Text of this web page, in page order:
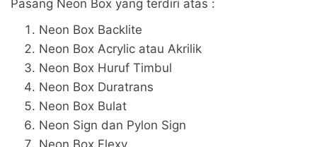
Pasang Neon Box yang terdiri atas :
Neon Box Backlite
Neon Box Acrylic atau Akrilik
Neon Box Huruf Timbul
Neon Box Duratrans
Neon Box Bulat
Neon Sign dan Pylon Sign
Neon Box Flexy